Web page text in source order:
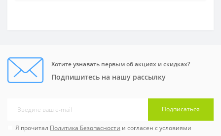
Хотите узнавать первым об акциях и скидках?
Подпишитесь на нашу рассылку
Подписаться
Я прочитал Политика Безопасности и согласен с условиями